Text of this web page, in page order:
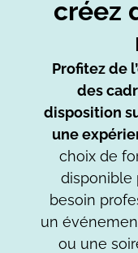
créez
Profitez de
des
disposition
une
choix de
disponible
besoin
un
ou une